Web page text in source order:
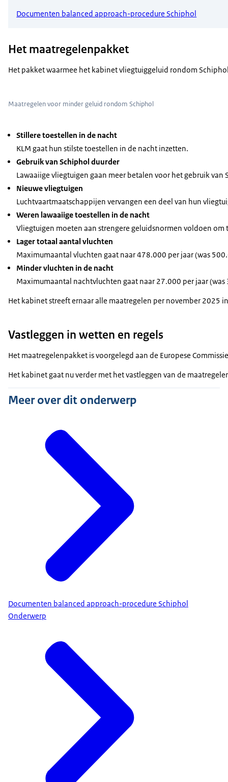
Documenten balanced approach-procedure Schiphol
Het maatregelenpakket
Het pakket waarmee het kabinet vliegtuiggeluid rondom
Maatregelen voor minder geluid rondom Schiphol
Stillere toestellen in de nacht
KLM gaat hun stilste toestellen in de nacht inzetten.
Gebruik van Schiphol duurder
Lawaaiige vliegtuigen gaan meer betalen voor het gebruik
Nieuwe vliegtuigen
Luchtvaartmaatschappijen vervangen een deel van hun
Weren lawaaiige toestellen in de nacht
Vliegtuigen moeten aan strengere geluidsnormen voldoen
Lager totaal aantal vluchten
Maximumaantal vluchten gaat naar 478.000 per jaar (was
Minder vluchten in de nacht
Maximumaantal nachtvluchten gaat naar 27.000 per jaar
Het kabinet streeft ernaar alle maatregelen per november 2025
Vastleggen in wetten en regels
Het maatregelenpakket is voorgelegd aan de Europese
Het kabinet gaat nu verder met het vastleggen van de
Meer over dit onderwerp
Documenten balanced approach-procedure Schiphol
Onderwerp